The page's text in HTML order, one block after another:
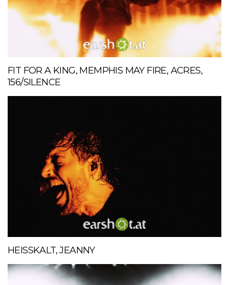
FIT FOR A KING, MEMPHIS MAY FIRE, ACRES,
156/SILENCE
HEISSKALT, JEANNY